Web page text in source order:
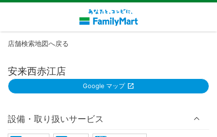
店舗検索地図へ戻る
安来西赤江店
Google マップ
設備・取り扱いサービス